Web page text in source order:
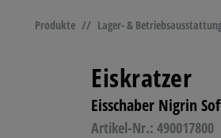
BÜROBEDARF
PAPIERE
Produkte // Lager- &
Eiskratzer
Eisschaber Nigrin
Artikel-Nr.: 490017800